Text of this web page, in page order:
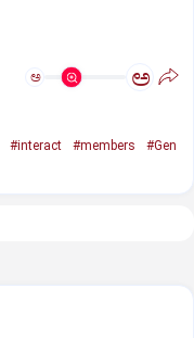
ಅ ಅ
#interact #members
#Gen